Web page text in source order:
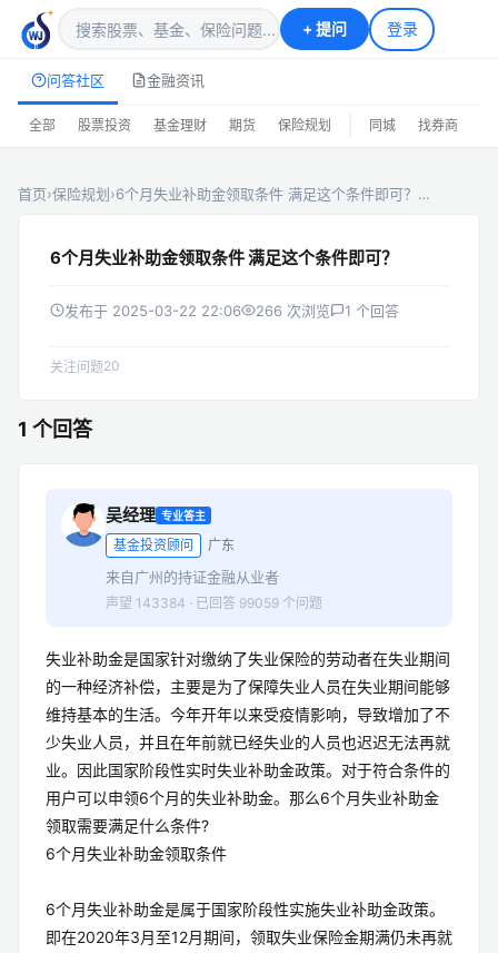
+提问 登录
问答社区 金融资讯
全部 股票投资 基金理财 期货 保险规划 同城 找券商
首页›保险规划›6个月失业补助金领取条件 满足这个条件即可？…
6个月失业补助金领取条件 满足这个条件即可？
发布于 2025-03-22 22:06 266 次浏览 1 个回答
关注问题20
1 个回答
吴经理 专业答主
基金投资顾问 广东
来自广州的持证金融从业者
声望 143384 · 已回答 99059 个问题
失业补助金是国家针对缴纳了失业保险的劳动者在失业期间
的一种经济补偿，主要是为了保障失业人员在失业期间能够
维持基本的生活。今年开年以来受疫情影响，导致增加了不
少失业人员，并且在年前就已经失业的人员也迟迟无法再就
业。因此国家阶段性实时失业补助金政策。对于符合条件的
用户可以申领6个月的失业补助金。那么6个月失业补助金
领取需要满足什么条件?
6个月失业补助金领取条件
6个月失业补助金是属于国家阶段性实施失业补助金政策。
即在2020年3月至12月期间，领取失业保险金期满仍未再就